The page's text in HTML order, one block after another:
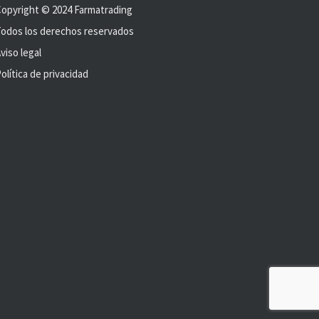
© 2024 Farmatrading
los derechos reservados
legal
de privacidad